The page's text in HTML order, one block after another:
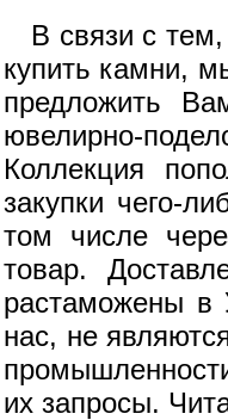
В связи с тем,
купить камни,
предложить
ювелирно-
Коллекция
закупки чего-
том числе
товар.
растаможены в
нас, не
их запросы.